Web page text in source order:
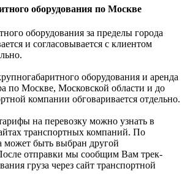
оборудования по Москве
оборудования за пределы города
и согласовывается с клиентом
оборудования и аренда
по Москве, Московской области и до
компании обговаривается отдельно.
на перевозку можно узнать в
транспортных компаний. По
может быть выбран другой
отправки мы сообщим Вам трек-
груза через сайт транспортной